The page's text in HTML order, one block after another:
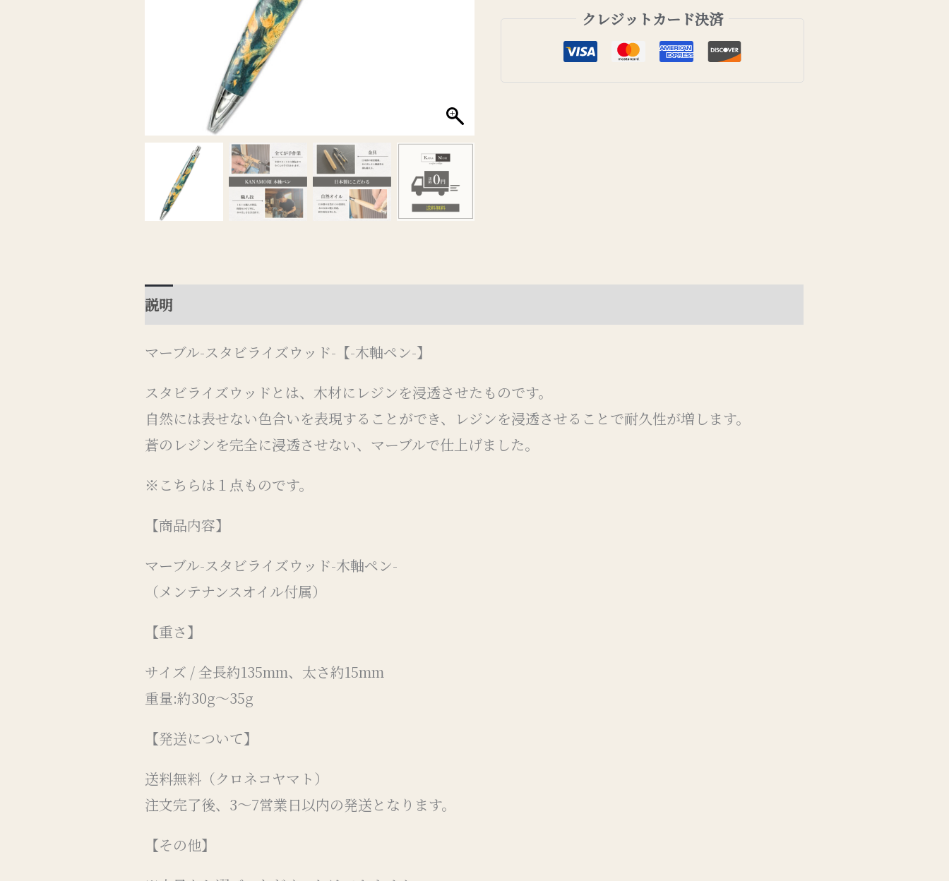
クレジットカード決済
説明
マーブル-スタビライズウッド-【-木軸ペン-】
スタビライズウッドとは、木材にレジンを浸透させたものです。
自然には表せない色合いを表現することができ、レジンを浸透させることで耐久性が増します。
蒼のレジンを完全に浸透させない、マーブルで仕上げました。
※こちらは１点ものです。
【商品内容】
マーブル-スタビライズウッド-木軸ペン-
（メンテナンスオイル付属）
【重さ】
サイズ / 全長約135mm、太さ約15mm
重量:約30g〜35g
【発送について】
送料無料（クロネコヤマト）
注文完了後、3～7営業日以内の発送となります。
【その他】